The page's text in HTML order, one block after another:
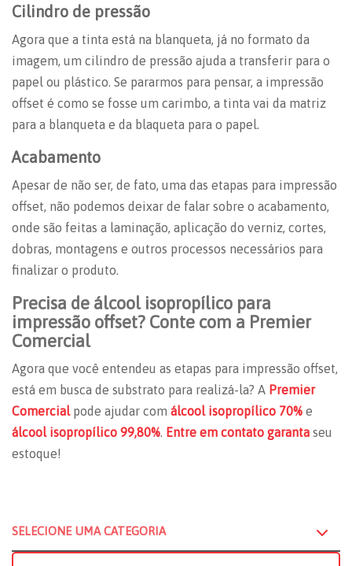
Cilindro de pressão
Agora que a tinta está na blanqueta, já no formato da
imagem, um cilindro de pressão ajuda a transferir para o
papel ou plástico. Se pararmos para pensar, a impressão
offset é como se fosse um carimbo, a tinta vai da matriz
para a blanqueta e da blaqueta para o papel.
Acabamento
Apesar de não ser, de fato, uma das etapas para impressão
offset, não podemos deixar de falar sobre o acabamento,
onde são feitas a laminação, aplicação do verniz, cortes,
dobras, montagens e outros processos necessários para
finalizar o produto.
Precisa de álcool isopropílico para
impressão offset? Conte com a Premier
Comercial
Agora que você entendeu as etapas para impressão offset,
está em busca de substrato para realizá-la? A Premier
Comercialpode ajudar com álcool isopropílico 70% e
álcool isopropílico 99,80%. Entre em contato garanta seu
estoque!